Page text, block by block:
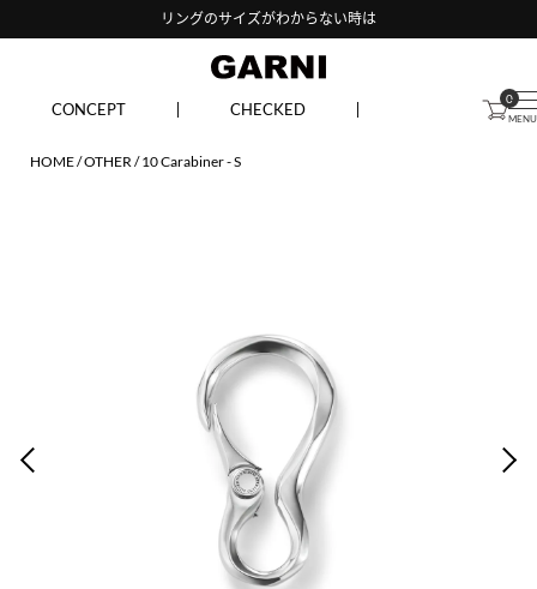
リングのサイズがわからない時は
CONCEPT CHECKED
0
HOME OTHER 10 Carabiner - S
PREV